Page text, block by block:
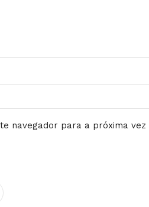
navegador para a próxima vez